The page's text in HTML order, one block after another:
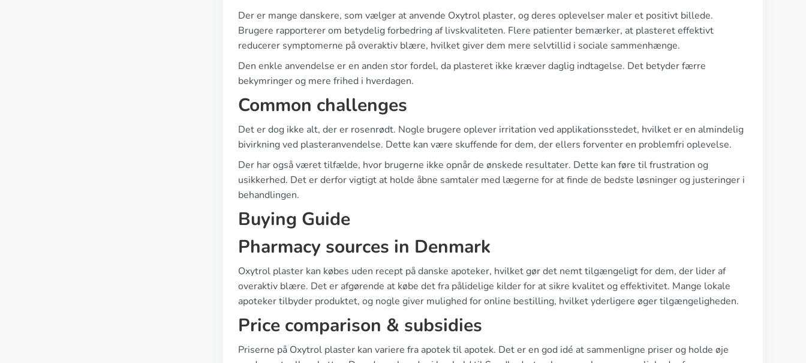
Der er mange danskere, som vælger at anvende Oxytrol plaster, og deres oplevelser maler et positivt billede.
Brugere rapporterer om betydelig forbedring af livskvaliteten. Flere patienter bemærker, at plasteret effektivt
reducerer symptomerne på overaktiv blære, hvilket giver dem mere selvtillid i sociale sammenhænge.
Den enkle anvendelse er en anden stor fordel, da plasteret ikke kræver daglig indtagelse. Det betyder færre
bekymringer og mere frihed i hverdagen.
Common challenges
Det er dog ikke alt, der er rosenrødt. Nogle brugere oplever irritation ved applikationsstedet, hvilket er en almindelig
bivirkning ved plasteranvendelse. Dette kan være skuffende for dem, der ellers forventer en problemfri oplevelse.
Der har også været tilfælde, hvor brugerne ikke opnår de ønskede resultater. Dette kan føre til frustration og
usikkerhed. Det er derfor vigtigt at holde åbne samtaler med lægerne for at finde de bedste løsninger og justeringer i
behandlingen.
Buying Guide
Pharmacy sources in Denmark
Oxytrol plaster kan købes uden recept på danske apoteker, hvilket gør det nemt tilgængeligt for dem, der lider af
overaktiv blære. Det er afgørende at købe det fra pålidelige kilder for at sikre kvalitet og effektivitet. Mange lokale
apoteker tilbyder produktet, og nogle giver mulighed for online bestilling, hvilket yderligere øger tilgængeligheden.
Price comparison & subsidies
Priserne på Oxytrol plaster kan variere fra apotek til apotek. Det er en god idé at sammenligne priser og holde øje